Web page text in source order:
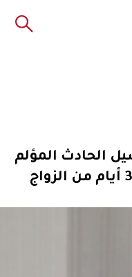
الحادث المؤلم